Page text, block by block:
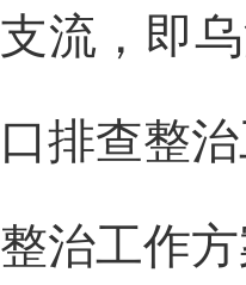
支流，即
口排查整
整治工作方